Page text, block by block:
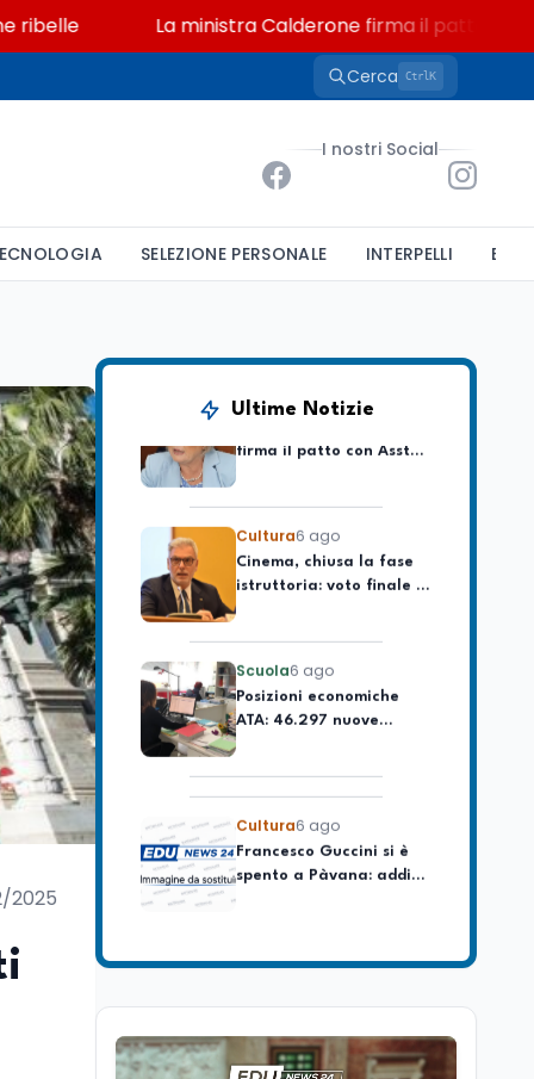
La ministra Calderone firma il patto con
Cerca CtrlK
I nostri Social
SELEZIONE PERSONALE INTERPELLI
2025
Ultime Notizie
Cultura6 ago
spento a Pàvana: addio
al Maestrone
Se n'è andato il
generazione ribelle
La ministra Calderone
per il rilancio del Siisl,
domanda e offerta di
lavoro
Cultura6 ago
Cinema, chiusa la fase
istruttoria: voto finale il
9 settembre in Aula. La
Scuola6 ago
Posizioni economiche
ATA: 46.297 nuove
posizioni economiche
Cultura6 ago
Francesco Guccini si è
spento a Pàvana: addio
al Maestrone
Se n'è andato il
Francesco Guccini,
generazione ribelle
Lavoro6 ago